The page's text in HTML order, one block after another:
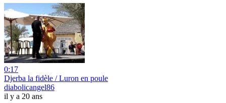
0:17
Djerba la fidèle / Luron en poule
diabolicangel86
il y a 20 ans